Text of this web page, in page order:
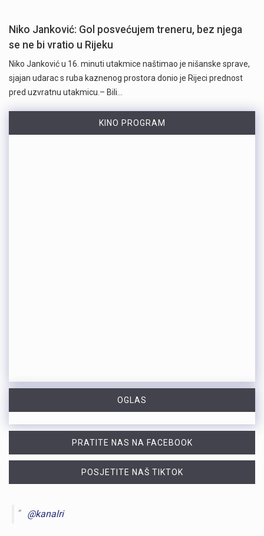
Niko Janković: Gol posvećujem treneru, bez njega
se ne bi vratio u Rijeku
Niko Janković u 16. minuti utakmice naštimao je nišanske sprave,
sjajan udarac s ruba kaznenog prostora donio je Rijeci prednost
pred uzvratnu utakmicu.– Bili…
KINO PROGRAM
OGLAS
PRATITE NAS NA FACEBOOK
POSJETITE NAŠ TIKTOK
@kanalri